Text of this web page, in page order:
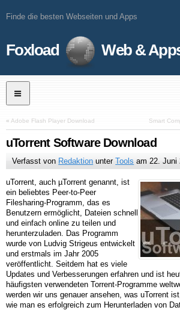
Finde die besten Webseiten und Apps
Foxload Web &
« Adobe Flash Player Download Smart
uTorrent Software Download
Verfasst von Redaktion unterTools am22. Juni
uTorrent, auch µTorrent genannt, ist
ein beliebtes Peer-to-Peer
Filesharing-Programm, das es
Benutzern ermöglicht, Dateien schnell
und einfach online zu teilen und
herunterzuladen. Das Programm
wurde von Ludvig Strigeus entwickelt
und erstmals im Jahr 2005
veröffentlicht. Seitdem hat es viele
Updates und Verbesserungen erfahren und ist
häufigsten verwendeten Torrent-Programme
werden wir uns genauer ansehen, was uTorrent
wie man es erfolgreich zum Herunterladen von